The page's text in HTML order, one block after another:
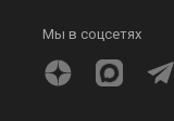
Мы в соцсетях